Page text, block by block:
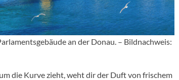
an der Donau. – Bildnachweis:
die Kurve zieht, weht dir der Duft von frischem